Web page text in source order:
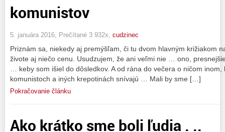
komunistov
5. januára 2016, Prečítané 3 932x, cudzinec
Priznám sa, niekedy aj premýšľam, či tu dvom hlavným križiakom
živote aj niečo cenu. Usudzujem, že ani veľmi nie … ono,
… keby som išiel do dôsledkov. A od rána do večera o ničom
komunistoch a iných krepotinách snívajú … Mali by sme […]
Pokračovanie článku
Ako krátko sme boli ľudia . ..